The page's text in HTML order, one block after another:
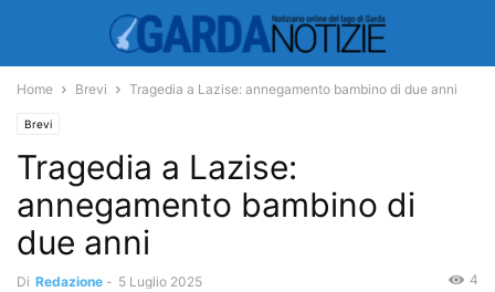
Home Brevi Tragedia a Lazise: annegamento bambino di due anni
Brevi
Tragedia a Lazise:
annegamento bambino di
due anni
Di Redazione - 5 Luglio 2025 4